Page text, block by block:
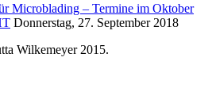
Microblading – Termine im Oktober
Donnerstag, 27. September 2018
Wilkemeyer 2015.